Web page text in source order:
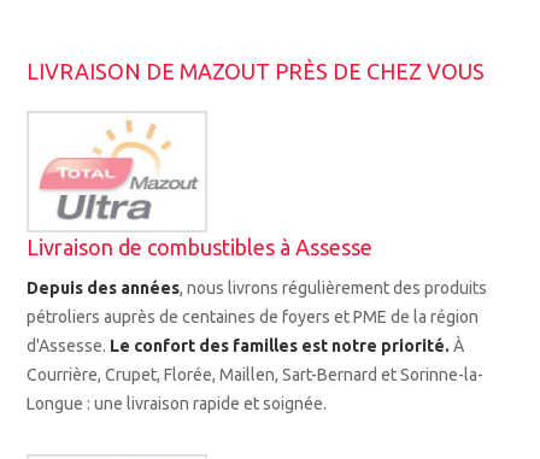
LIVRAISON DE MAZOUT PRÈS DE CHEZ VOUS
Livraison de combustibles à Assesse
Depuis des années, nous livrons régulièrement des produits
pétroliers auprès de centaines de foyers et PME de la région
d'Assesse. Le confort des familles est notre priorité.À
Courrière, Crupet, Florée, Maillen, Sart-Bernard et Sorinne-la-
Longue : une livraison rapide et soignée.